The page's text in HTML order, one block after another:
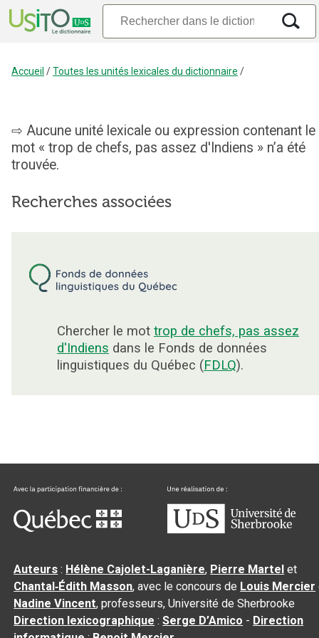
Accueil /Toutes les unités lexicales du dictionnaire /
Aucune unité lexicale ou expression contenant le
mot « trop de chefs, pas assez d'Indiens » n’a été
trouvée.
Recherches associées
Chercher le mot trop de chefs, pas assez
d'Indiens dans le Fonds de données
linguistiques du Québec (FDLQ).
Auteurs : Hélène Cajolet-Laganière, Pierre Martel et
Chantal‑Édith Masson, avec le concours de Louis Mercier
Nadine Vincent, professeurs, Université de Sherbrooke
Direction lexicographique :Serge D’Amico - Direction